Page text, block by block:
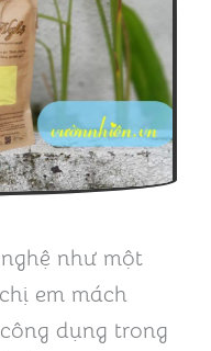
như một
em mách
dụng trong